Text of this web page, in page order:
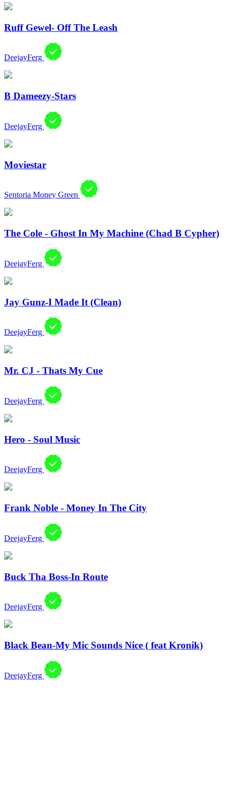
Ruff Gewel- Off The Leash
DeejayFerg
B Dameezy-Stars
DeejayFerg
Moviestar
Sentoria Money Green
The Cole - Ghost In My Machine (Chad B Cypher)
DeejayFerg
Jay Gunz-I Made It (Clean)
DeejayFerg
Mr. CJ - Thats My Cue
DeejayFerg
Hero - Soul Music
DeejayFerg
Frank Noble - Money In The City
DeejayFerg
Buck Tha Boss-In Route
DeejayFerg
Black Bean-My Mic Sounds Nice ( feat Kronik)
DeejayFerg